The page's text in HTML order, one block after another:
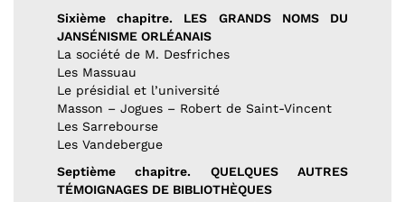
Sixième chapitre. LES GRANDS NOMS DU
JANSÉNISME ORLÉANAIS
La société de M. Desfriches
Les Massuau
Le présidial et l’université
Masson – Jogues – Robert de Saint-Vincent
Les Sarrebourse
Les Vandebergue
Septième chapitre. QUELQUES AUTRES
TÉMOIGNAGES DE BIBLIOTHÈQUES